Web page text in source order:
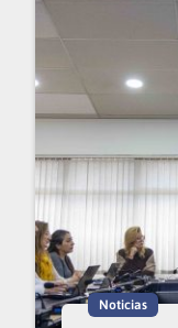
Noticias